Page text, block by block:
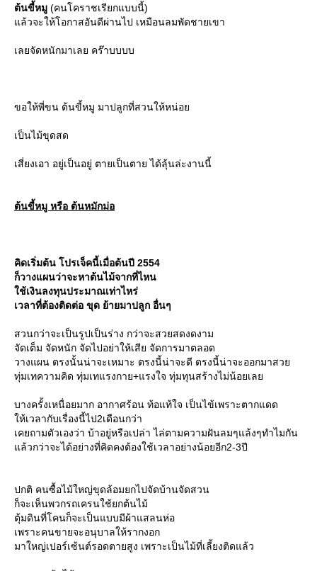
ต้นขี้หมู (คนโคราชเรียกแบบนี้)
ล้วจะให้โอกาสอันดีผ่านไป เหมือนลมพัดชายเขา
เลยจัดหนักมาเลย คร๊าบบบบ
ขอให้พี่ขน ต้นขี้หมู มาปลูกที่สวนให้หน่อ
เป็นไม้ขุดสด
เสี่ยงเอา อยู่เป็นอยู่ ตายเป็นตาย ได้ลุ้นล่ะงานนี้
ต้นขี้หมู หรือ ต้นหมักม่อ
คิดเริ่มต้น โปรเจ็คนี้เมื่อต้นปี 2554
ก็วางแผนว่าจะหาต้นไม้จากที่ไหน
ช้เงินลงทุนประมาณเท่าไหร่
เวลาที่ต้องติดต่อ ขุด ย้ายมาปลูก อื่นๆ
สวนกว่าจะเป็นรูปเป็นร่าง กว่าจะสวยสดงดงาม
จัดเต็ม จัดหนัก จัดไปอย่าให้เสีย จัดการมาตลอด
วางแผน ตรงนั้นน่าจะเหมาะ ตรงนี้น่าจะดี ตรงนี้น่าจะออกมาสว
ทุ่มเทความคิด ทุ่มเทแรงกาย+แรงใจ ทุ่มทุนสร้างไม่น้อยเล
บางครั้งเหนื่อยมาก อากาศร้อน ท้อแท้ใจ เป็นไข้เพราะตากแดด
ห้เวลากับเรื่องนี้ไป2เดือนกว่า
เคยถามตัวเองว่า บ้าอยู่หรือเปล่า ไล่ตามความฝันลมๆแล้งๆทำไมกัน
ล้วกว่าจะได้อย่างที่คิดคงต้องใช้เวลาอย่างน้อยอีก2-3ปี
ปกติ คนซื้อไม้ใหญ่ขุดล้อมยกไปจัดบ้านจัดสวน
ก็จะเห็นพวกรถเครนใช้ยกต้นไม้
ตุ้มดินที่โคนก็จะเป็นแบบมีผ้าแสลนห่อ
เพราะคนขายจะอนุบาลให้รากงอก
มาใหญ่เปอร์เซ้นต์รอดตายสูง เพราะเป็นไม้ที่เลี้ยงติดแล้ว